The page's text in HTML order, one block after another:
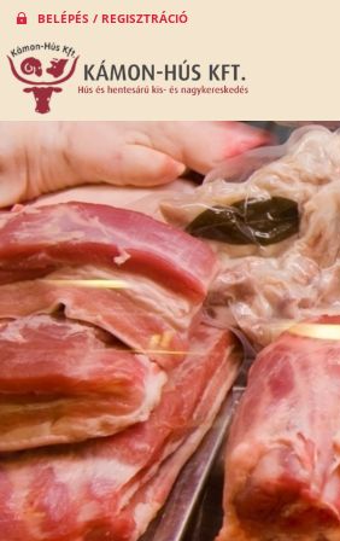
BELÉPÉS / REGISZTRÁCIÓ